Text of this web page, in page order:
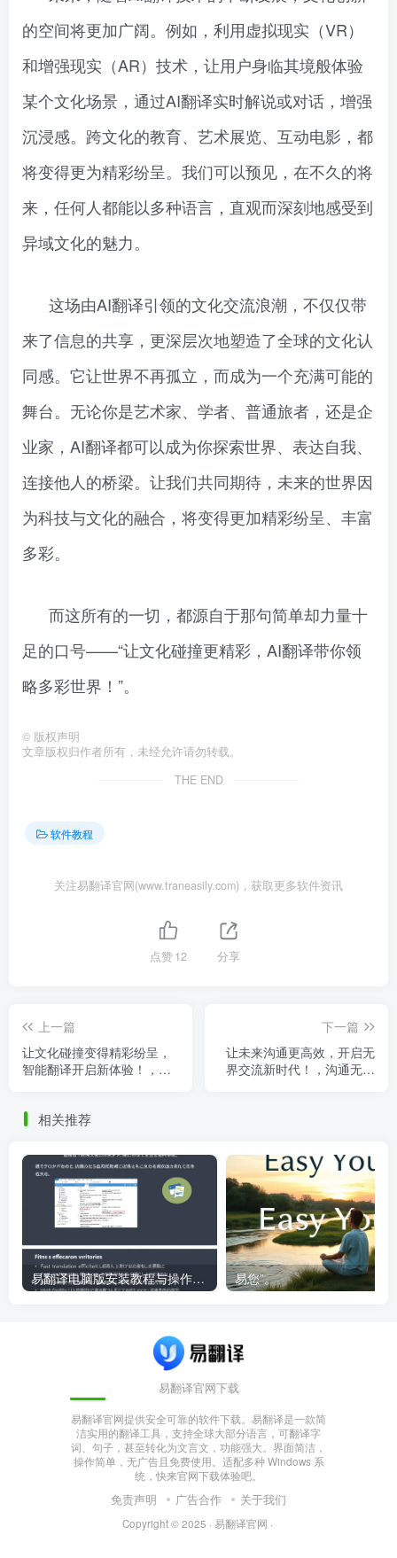
的空间将更加广阔。例如，利用虚拟现实（VR）
和增强现实（AR）技术，让用户身临其境般体验
某个文化场景，通过AI翻译实时解说或对话，增强
沉浸感。跨文化的教育、艺术展览、互动电影，都
将变得更为精彩纷呈。我们可以预见，在不久的将
来，任何人都能以多种语言，直观而深刻地感受到
异域文化的魅力。
这场由AI翻译引领的文化交流浪潮，不仅仅带
来了信息的共享，更深层次地塑造了全球的文化认
同感。它让世界不再孤立，而成为一个充满可能的
舞台。无论你是艺术家、学者、普通旅者，还是企
业家，AI翻译都可以成为你探索世界、表达自我、
连接他人的桥梁。让我们共同期待，未来的世界因
为科技与文化的融合，将变得更加精彩纷呈、丰富
多彩。
而这所有的一切，都源自于那句简单却力量十
足的口号——“让文化碰撞更精彩，AI翻译带你领
略多彩世界！”。
© 版权声明
文章版权归作者所有，未经允许请勿转载。
THE END
软件教程
关注易翻译官网(www.traneasily.com)，获取更多软件资讯
点赞12 分享
上一篇
让文化碰撞变得精彩纷呈，
智能翻译开启新体验！，智
下一篇
让未来沟通更高效，开启无
界交流新时代！，沟通无界
相关推荐
易翻译电脑版安装教程与操作指南 易您”。
易翻译官网下载
易翻译官网提供安全可靠的软件下载。易翻译是一款简
洁实用的翻译工具，支持全球大部分语言，可翻译字
词、句子，甚至转化为文言文，功能强大。界面简洁，
操作简单，无广告且免费使用。适配多种 Windows 系
统，快来官网下载体验吧。
免责声明 广告合作 关于我们
Copyright © 2025 · 易翻译官网 ·